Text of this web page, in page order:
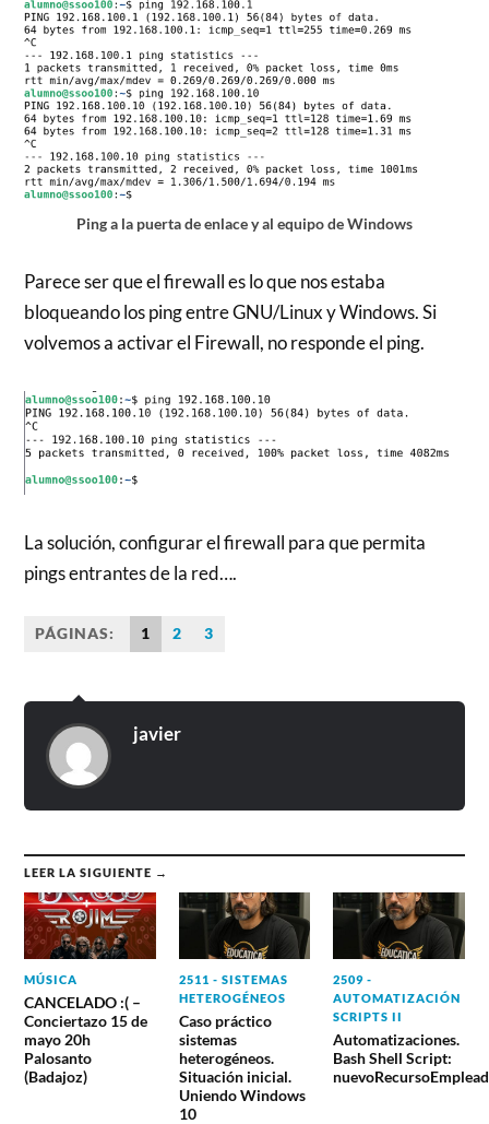
Ping a la puerta de enlace y al equipo de Windows
Parece ser que el firewall es lo que nos estaba
bloqueando los ping entre GNU/Linux y Windows. Si
volvemos a activar el Firewall, no responde el ping.
La solución, configurar el firewall para que permita
pings entrantes de la red….
PÁGINAS: 1 2 3
javier
LEER LA SIGUIENTE →
MÚSICA
CANCELADO :( –
Conciertazo 15 de
mayo 20h
Palosanto
(Badajoz)
2511 - SISTEMAS
HETEROGÉNEOS
Caso práctico
sistemas
heterogéneos.
Situación inicial.
Uniendo Windows
10
2509 -
AUTOMATIZACIÓN
SCRIPTS II
Automatizaciones.
Bash Shell Script: